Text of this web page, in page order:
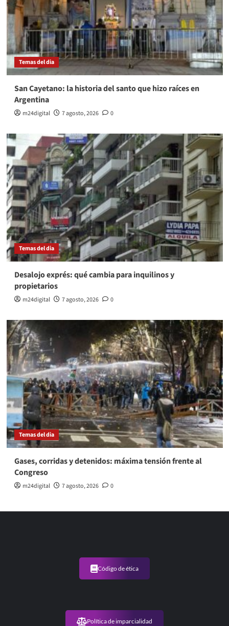
Temas del dia
San Cayetano: la historia del santo que hizo raíces en
Argentina
m24digital 7 agosto, 2026 0
Temas del dia
Desalojo exprés: qué cambia para inquilinos y
propietarios
m24digital 7 agosto, 2026 0
Temas del dia
Gases, corridas y detenidos: máxima tensión frente al
Congreso
m24digital 7 agosto, 2026 0
Código de ética
Política de imparcialidad